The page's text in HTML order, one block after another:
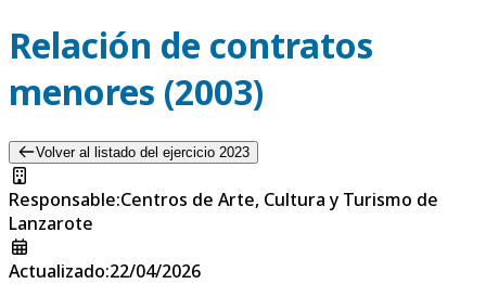
Relación de contratos
menores (2003)
Volver al listado del ejercicio 2023
Responsable:Centros de Arte, Cultura y Turismo de
Lanzarote
Actualizado:22/04/2026